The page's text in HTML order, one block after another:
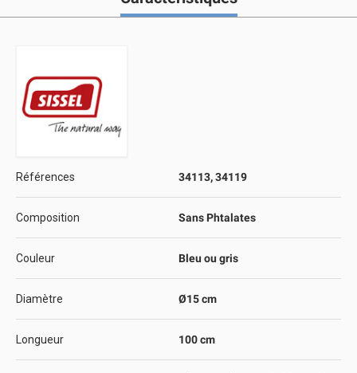
Références 34113, 34119
Composition Sans Phtalates
Couleur Bleu ou gris
Diamètre Ø15 cm
Longueur 100 cm